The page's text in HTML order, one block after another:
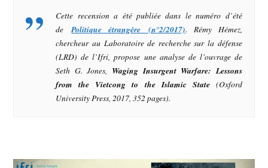
Cette recension a été publiée dans le numéro d’été
dePolitique étrangère (n°2/2017). Rémy Hémez,
chercheur au Laboratoire de recherche sur la défense
(LRD) de l’Ifri, propose une analyse de l’ouvrage de
Seth G. Jones, Waging Insurgent Warfare: Lessons
from the Vietcong to the Islamic State (Oxford
University Press, 2017, 352 pages).